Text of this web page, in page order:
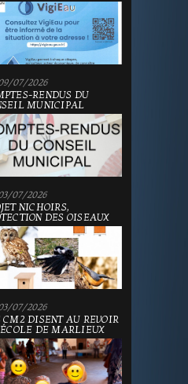
07/2026
RENDUS DU
MUNICIPAL
07/2026
NICHOIRS,
DES OISEAUX
07/2026
CM2 DISENT AU REVOIR
DE MARLIEUX